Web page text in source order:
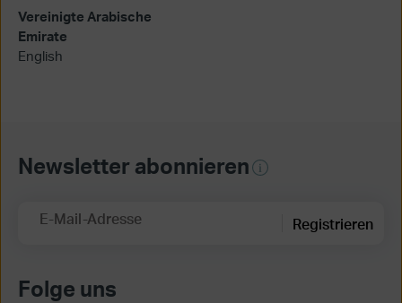
Vereinigte Arabische
Emirate
English
Newsletter abonnieren
E-Mail-Adresse Registrieren
Folge uns